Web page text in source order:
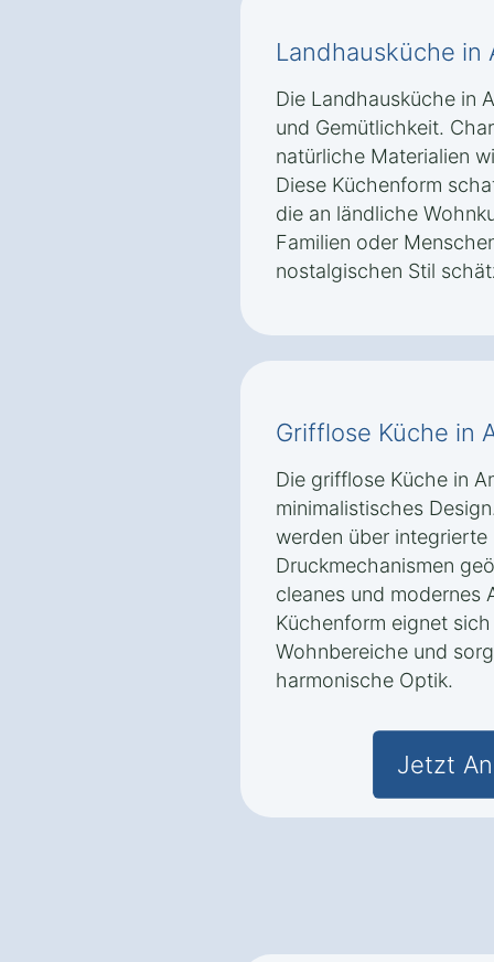
Landhausküche in
Die Landhausküche in
und Gemütlichkeit.
natürliche Materialien
Diese Küchenform
die an ländliche
Familien oder
nostalgischen Stil
Grifflose Küche in
Die grifflose Küche in
minimalistisches
werden über
Druckmechanismen
cleanes und modernes
Küchenform eignet
Wohnbereiche und
harmonische Optik.
Jetzt